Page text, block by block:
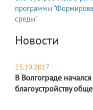
программы
среды"
Новости
23.10.2017
В Волгограде
благоустройству